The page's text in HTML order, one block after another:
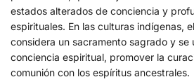
estados alterados de conciencia y
espirituales. En las culturas indígenas,
considera un sacramento sagrado y se
conciencia espiritual, promover la
comunión con los espíritus ancestrales.